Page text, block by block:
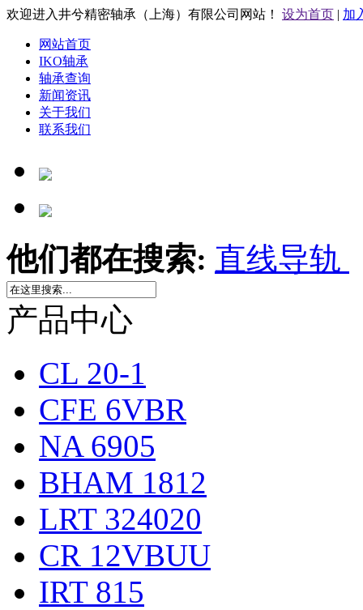
欢迎进入井兮精密轴承（上海）有限公司网站！ 设为首页 | 加
网站首页
IKO轴承
轴承查询
新闻资讯
关于我们
联系我们
他们都在搜索: 直线导轨
产品中心
CL 20-1
CFE 6VBR
NA 6905
BHAM 1812
LRT 324020
CR 12VBUU
IRT 815